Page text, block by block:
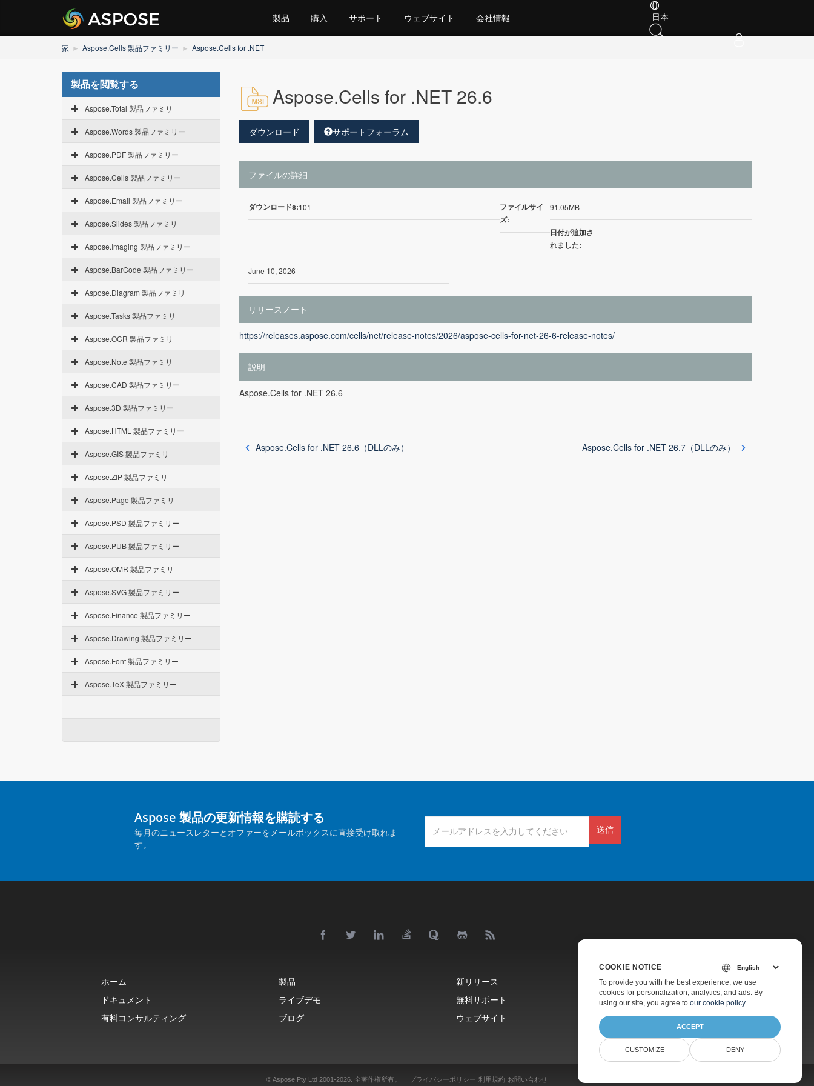
日本
製品 購入 サポート ウェブサイト 会社情報
家 Aspose.Cells 製品ファミリー Aspose.Cells for .NET
製品を閲覧する
Aspose.Total 製品ファミリ
Aspose.Words 製品ファミリー
Aspose.PDF 製品ファミリー
Aspose.Cells 製品ファミリー
Aspose.Email 製品ファミリー
Aspose.Slides 製品ファミリ
Aspose.Imaging 製品ファミリー
Aspose.BarCode 製品ファミリー
Aspose.Diagram 製品ファミリ
Aspose.Tasks 製品ファミリ
Aspose.OCR 製品ファミリ
Aspose.Note 製品ファミリ
Aspose.CAD 製品ファミリー
Aspose.3D 製品ファミリー
Aspose.HTML 製品ファミリー
Aspose.GIS 製品ファミリ
Aspose.ZIP 製品ファミリ
Aspose.Page 製品ファミリ
Aspose.PSD 製品ファミリー
Aspose.PUB 製品ファミリー
Aspose.OMR 製品ファミリ
Aspose.SVG 製品ファミリー
Aspose.Finance 製品ファミリー
Aspose.Drawing 製品ファミリー
Aspose.Font 製品ファミリー
Aspose.TeX 製品ファミリー
Aspose.Cells for .NET 26.6
ダウンロード サポートフォーラム
ファイルの詳細
ダウンロードs:101
ファイルサイ
ズ:
91.05MB
日付が追加さ
れました:
June 10, 2026
リリースノート
https://releases.aspose.com/cells/net/release-notes/2026/aspose-cells-for-net-26-6-release-notes/
説明
Aspose.Cells for .NET 26.6
Aspose.Cells for .NET 26.6（DLLのみ） Aspose.Cells for .NET 26.7（DLLのみ）
Aspose 製品の更新情報を購読する
毎月のニュースレターとオファーをメールボックスに直接受け取れま
す。
送信
ホーム 製品 新リリース
価格
ドキュメント
ライブデモ 無料サポート
有料サポート
有料コンサルティング
ブログ ウェブサイト 会社情報
© Aspose Pty Ltd 2001-2026. 全著作権所有。 プライバシーポリシー 利用規約 お問い合わせ
COOKIE NOTICE
To provide you with the best experience, we use
cookies for personalization, analytics, and ads. By
using our site, you agree to our cookie policy.
ACCEPT
CUSTOMIZE DENY